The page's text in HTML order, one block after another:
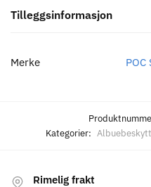
Tilleggsinformasjon
Merke POC
Kategorier:
Rimelig frakt